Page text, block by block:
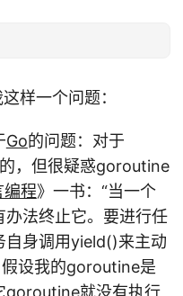
样一个问题：
Go的问题：对于
，但很疑惑goroutine
编程》一书：“当一个
法终止它。要进行任
自身调用yield()来主动
假设我的goroutine是
goroutine就没有执行